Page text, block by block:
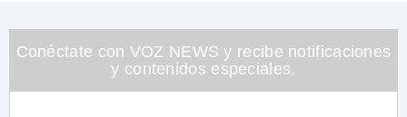
Conéctate con VOZ NEWS y recibe notificaciones
y contenidos especiales.